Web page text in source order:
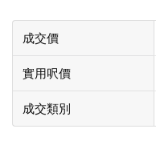
成交價
實用呎價
成交類別